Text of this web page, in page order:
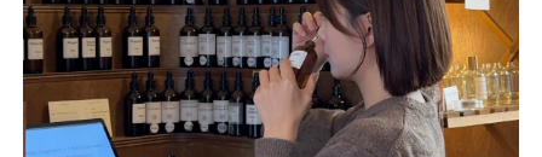
不再提醒 下載APP